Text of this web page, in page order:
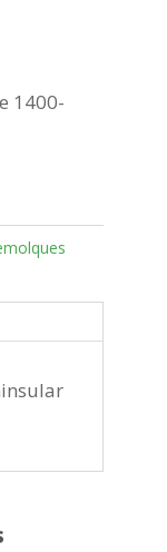
1400-